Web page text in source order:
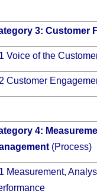
3: Customer
Voice of the
Customer
4:
(Process)
Measurement,